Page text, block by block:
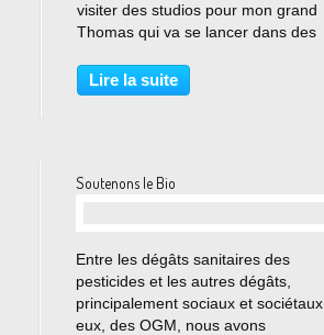
visiter des studios pour mon grand
Thomas qui va se lancer dans des
déambulant vers le CROUS, à
quelques pas du Capitole, j'ai été
Lire la suite
Soutenons le Bio
Entre les dégâts sanitaires des
pesticides et les autres dégâts,
principalement sociaux et sociétaux
eux, des OGM, nous avons